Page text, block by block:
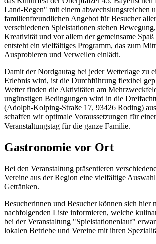
Land-Regen" mit einem abwechslungsreichen
familienfreundlichen Angebot für Besucher
verschiedenen Spielstationen stehen
Kreativität und vor allem der gemeinsame
entsteht ein vielfältiges Programm, das zum
Ausprobieren und Verweilen einlädt.
Damit der Nordgautag bei jeder Wetterlage zu
Erlebnis wird, ist die Durchführung flexibel
Wetter finden die Aktivitäten am
ungünstigen Bedingungen wird in die
(Adolph-Kolping-Straße 17, 93426 Roding)
schaffen wir optimale Voraussetzungen für
Veranstaltungstag für die ganze Familie.
Gastronomie vor Ort
Bei den Veranstaltung präsentieren
Vereine aus der Region eine vielfältige
Getränken.
Besucherinnen und Besucher können sich hier
nachfolgenden Liste informieren, welche
bei der Veranstaltung "Spielstationenlauf"
lokalen Betriebe und Vereine mit ihren